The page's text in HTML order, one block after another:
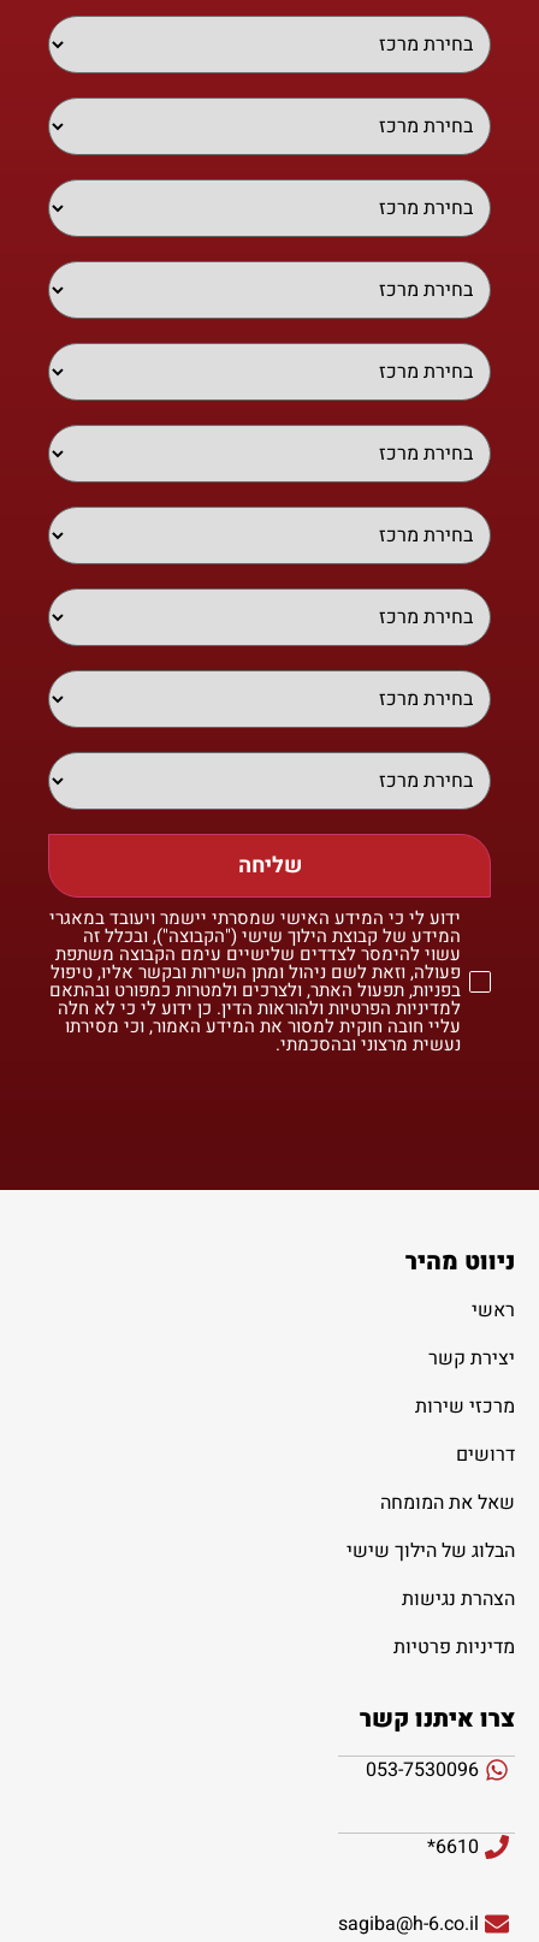
שליחה
ידוע לי כי המידע האישי שמסרתי יישמר ויעובד במאגרי
המידע של קבוצת הילוך שישי ("הקבוצה"), ובכלל זה
עשוי להימסר לצדדים שלישיים עימם הקבוצה משתפת
פעולה, וזאת לשם ניהול ומתן השירות ובקשר אליו, טיפול
בפניות, תפעול האתר, ולצרכים ולמטרות כמפורט ובהתאם
למדיניות הפרטיות ולהוראות הדין. כן ידוע לי כי לא חלה
עליי חובה חוקית למסור את המידע האמור, וכי מסירתו
נעשית מרצוני ובהסכמתי.
ניווט מהיר
ראשי
יצירת קשר
מרכזי שירות
דרושים
שאל את המומחה
הבלוג של הילוך שישי
הצהרת נגישות
מדיניות פרטיות
צרו איתנו קשר
053-7530096
6610*
sagiba@h-6.co.il